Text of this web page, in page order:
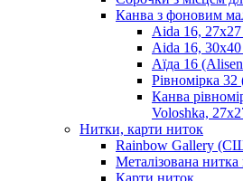
Канва з фоновим
Aida 16,
Aida 16,
Аїда 16
Рівномірка
Канва
Voloshka,
Нитки, карти ниток
Rainbow Gallery
Металізована нитка
Карти ниток